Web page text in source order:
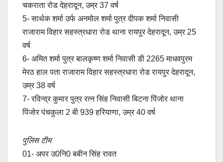
चकराता रोड देहरादून, उम्र 37 वर्ष
5- सार्थक शर्मा उर्फ अनमोल शर्मा पुत्र दीपक शर्मा निवासी
राजाराम विहार सहस्त्रधारा रोड थाना रायपुर देहरादून, उम्र 25
वर्ष
6- अमित शर्मा पुत्र बालकृष्ण शर्मा निवासी डी 2265 माधवपुरम
मेरठ हाल पता राजाराम विहार सहस्त्रधारा रोड रायपुर देहरादून,
उम्र 38 वर्ष
7- रविन्द्र कुमार पुत्र रत्न सिंह निवासी बिटना पिंजोर थाना
पिंजोर पंचकुला 2 बी 939 हरियाणा, उम्र 40 वर्ष
पुलिस टीम
01- अपर उ0नि0 बबीन सिंह रावत